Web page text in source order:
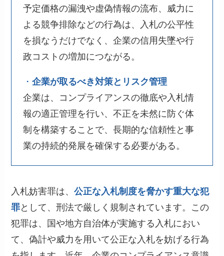
予定価格の漏洩や虚偽情報の流布、威力に
よる競争排除などの行為は、入札の公平性
を損なうだけでなく、企業の信用失墜や行
政コストの増加につながる。
・ 企業が取るべき対策とリスク管理
企業は、コンプライアンスの徹底や入札情
報の適正管理を行い、不正を未然に防ぐ体
制を構築することで、長期的な信頼性と事
業の持続的発展を確保する必要がある。
入札妨害罪は、公正な入札制度を脅かす重大な犯
罪として、刑法で厳しく規制されています。この
犯罪は、国や地方自治体が実施する入札におい
て、偽計や威力を用いて公正な入札を妨げる行為